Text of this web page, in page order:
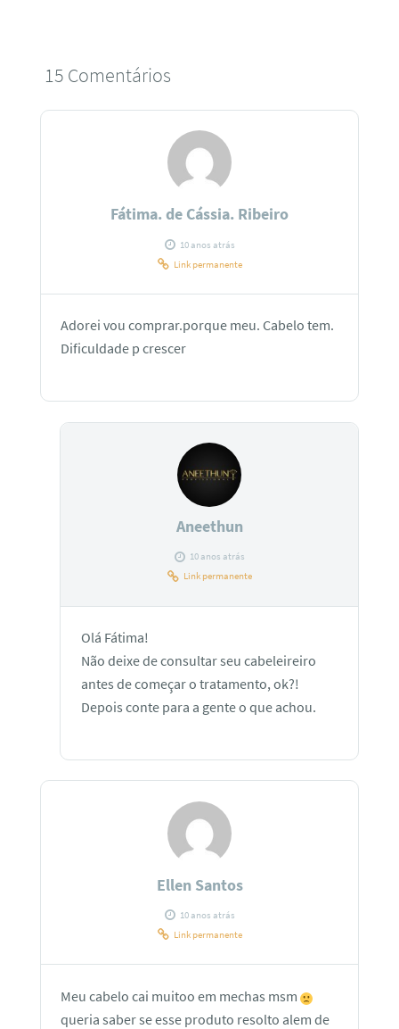
15 Comentários
Fátima. de Cássia. Ribeiro
10 anos atrás
Link permanente
Adorei vou comprar.porque meu. Cabelo tem.
Dificuldade p crescer
Aneethun
10 anos atrás
Link permanente
Olá Fátima!
Não deixe de consultar seu cabeleireiro
antes de começar o tratamento, ok?!
Depois conte para a gente o que achou.
Ellen Santos
10 anos atrás
Link permanente
Meu cabelo cai muitoo em mechas msm
queria saber se esse produto resolto alem de